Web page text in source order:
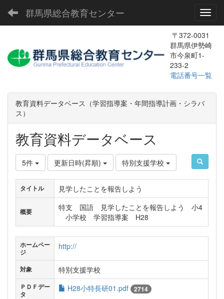
群馬県総合教育センター
〒372-0031
群馬県伊勢崎
市今泉町1-
233-2
電話番号一覧
教育資料データベース（学習指導案・年間指導計画・シラバ
ス）
教育資料データベース
5件 更新日時(昇順) 特別支援学校
タイトル 見学したことを報告しよう
概要
特支 国語 見学したことを報告しよう 小4
小学校 学習指導案 H28
ホームペー
ジ
http://
対象 特別支援学校
ＰＤＦデー
タ
H28小特長研01.pdf 2714